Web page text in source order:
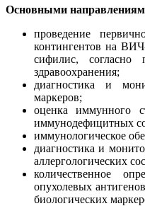
Основными
проведение
контингентов на
сифилис, согласно
здравоохранения;
диагностика и
маркеров;
оценка иммунного
иммунодефицитных
иммунологическое
диагностика и
аллергологических
количественное
опухолевых
биологических